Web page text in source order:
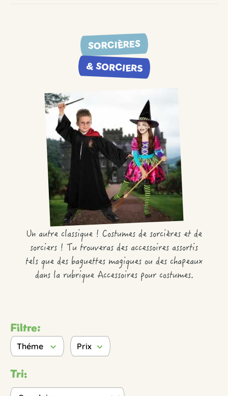
SORCIÈRES
& SORCIERS
Un autre classique ! Costumes de sorcières et de
sorciers ! Tu trouveras des accessoires assortis
tels que des baguettes magiques ou des chapeaux
dans la rubrique Accessoires pour costumes.
Filtre:
Théme Prix
Tri: